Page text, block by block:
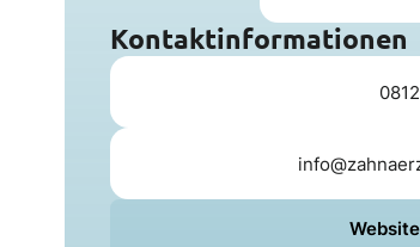
Kontaktinformationen